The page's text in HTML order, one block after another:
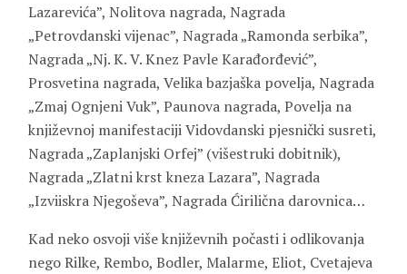
Lazarevića”, Nolitova nagrada, Nagrada
„Petrovdanski vijenac”, Nagrada „Ramonda serbika”,
Nagrada „Nj. K. V. Knez Pavle Karađorđević”,
Prosvetina nagrada, Velika bazjaška povelja, Nagrada
„Zmaj Ognjeni Vuk”, Paunova nagrada, Povelja na
književnoj manifestaciji Vidovdanski pjesnički susreti,
Nagrada „Zaplanjski Orfej” (višestruki dobitnik),
Nagrada „Zlatni krst kneza Lazara”, Nagrada
„Izviiskra Njegoševa”, Nagrada Ćirilična darovnica…
Kad neko osvoji više književnih počasti i odlikovanja
nego Rilke, Rembo, Bodler, Malarme, Eliot, Cvetajeva